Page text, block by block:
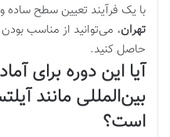
با یک فرآیند تعیین سطح ساده
تهران، می‌توانید از مناسب
حاصل کنید.
آیا این دوره برای
بین‌المللی مانند
است؟